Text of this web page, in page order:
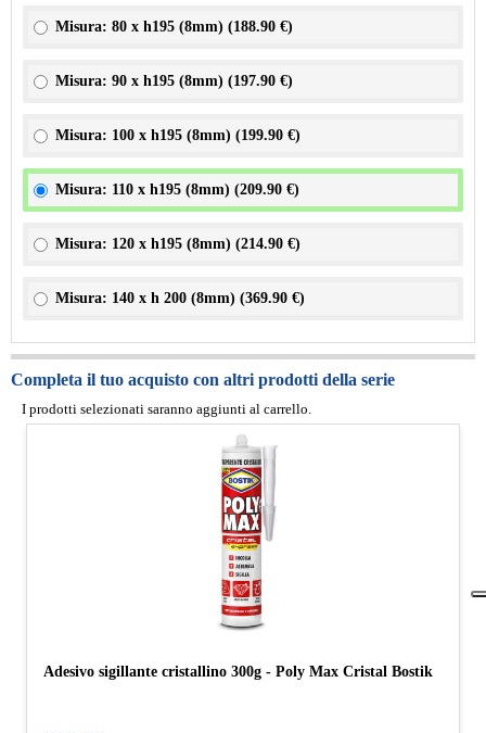
Misura: 80 x h195 (8mm) (188.90 €)
Misura: 90 x h195 (8mm) (197.90 €)
Misura: 100 x h195 (8mm) (199.90 €)
Misura: 110 x h195 (8mm) (209.90 €)
Misura: 120 x h195 (8mm) (214.90 €)
Misura: 140 x h 200 (8mm) (369.90 €)
Completa il tuo acquisto con altri prodotti della serie
I prodotti selezionati saranno aggiunti al carrello.
Adesivo sigillante cristallino 300g - Poly Max Cristal Bostik